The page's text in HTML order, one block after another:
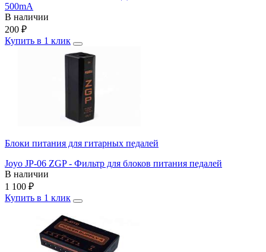
500mA
В наличии
200 ₽
Купить в 1 клик
Блоки питания для гитарных педалей
Joyo JP-06 ZGP - Фильтр для блоков питания педалей
В наличии
1 100 ₽
Купить в 1 клик